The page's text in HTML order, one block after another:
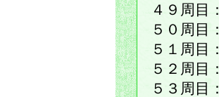
４９周目：
５０周目：
５１周目：
５２周目：
５３周目：